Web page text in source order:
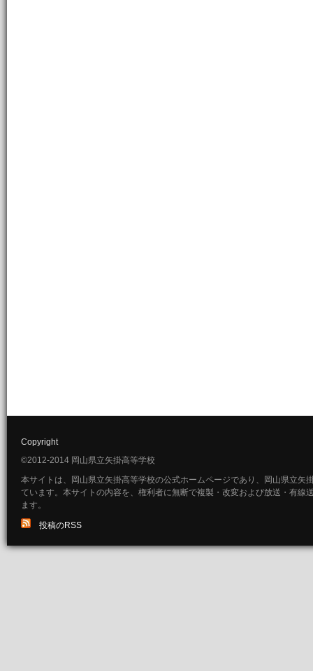
Copyright
©2012-2014 岡山県立矢掛高等学校
本サイトは、岡山県立矢掛高等学校の公式ホームページであり、岡山県立矢
ています。本サイトの内容を、権利者に無断で複製・改変および放送・有線
ます。
投稿のRSS